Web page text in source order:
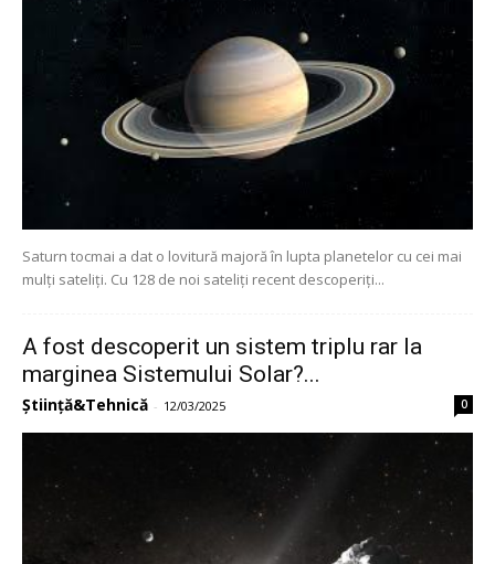
Saturn tocmai a dat o lovitură majoră în lupta planetelor cu cei mai
mulți sateliți. Cu 128 de noi sateliți recent descoperiți...
A fost descoperit un sistem triplu rar la
marginea Sistemului Solar?...
Știință&Tehnică - 12/03/2025 0